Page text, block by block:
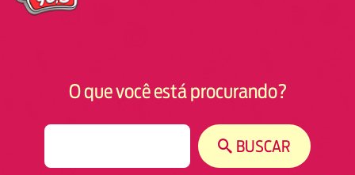
O que você está procurando?
BUSCAR